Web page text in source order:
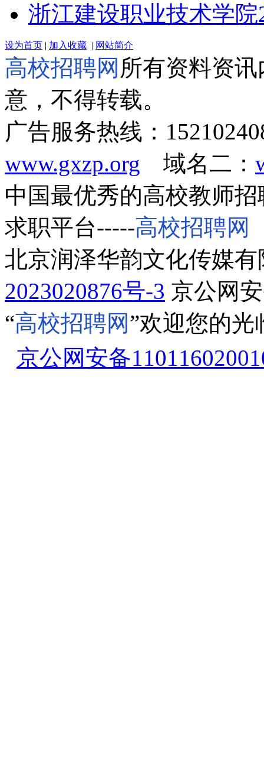
浙江建设职业技术学院
设为首页 | 加入收藏 | 网站简介
高校招聘网 所有资料资
意，不得转载。
广告服务热线：
www.gxzp.org 域名二：
中国最优秀的高校教师
求职平台-----高校招聘网
北京润泽华韵文化传媒
2023020876号-3 京公网
“高校招聘网”欢迎您的光
京公网安备